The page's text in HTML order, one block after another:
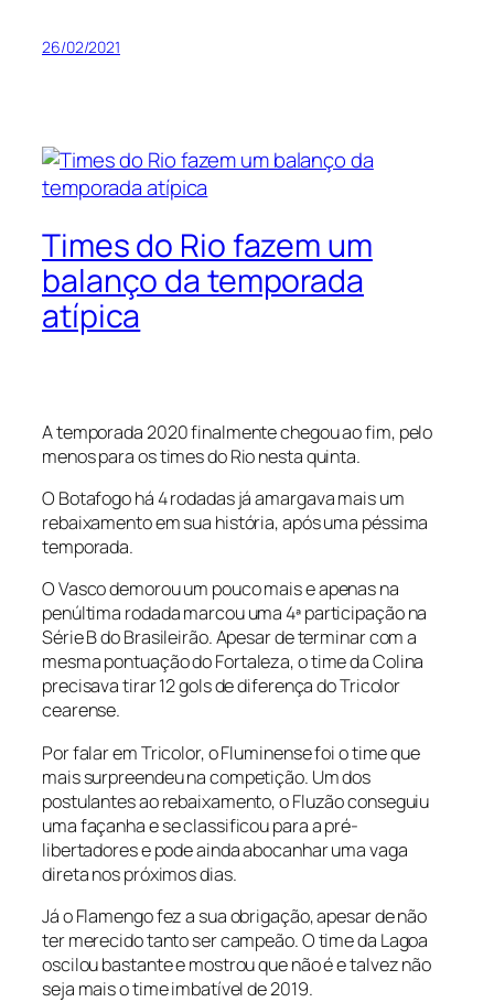
26/02/2021
Times do Rio fazem um
balanço da temporada
atípica
A temporada 2020 finalmente chegou ao fim, pelo
menos para os times do Rio nesta quinta.
O Botafogo há 4 rodadas já amargava mais um
rebaixamento em sua história, após uma péssima
temporada.
O Vasco demorou um pouco mais e apenas na
penúltima rodada marcou uma 4ª participação na
Série B do Brasileirão. Apesar de terminar com a
mesma pontuação do Fortaleza, o time da Colina
precisava tirar 12 gols de diferença do Tricolor
cearense.
Por falar em Tricolor, o Fluminense foi o time que
mais surpreendeu na competição. Um dos
postulantes ao rebaixamento, o Fluzão conseguiu
uma façanha e se classificou para a pré-
libertadores e pode ainda abocanhar uma vaga
direta nos próximos dias.
Já o Flamengo fez a sua obrigação, apesar de não
ter merecido tanto ser campeão. O time da Lagoa
oscilou bastante e mostrou que não é e talvez não
seja mais o time imbatível de 2019.